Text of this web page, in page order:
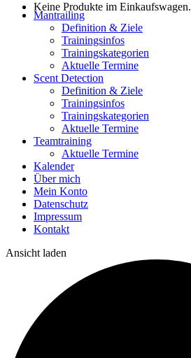
Keine Produkte im Einkaufswagen.
Mantrailing
Definition & Ziele
Trainingsinfos
Trainingskategorien
Aktuelle Termine
Scent Detection
Definition & Ziele
Trainingsinfos
Trainingskategorien
Aktuelle Termine
Teamtraining
Aktuelle Termine
Kalender
Über mich
Mein Konto
Datenschutz
Impressum
Kontakt
Ansicht laden